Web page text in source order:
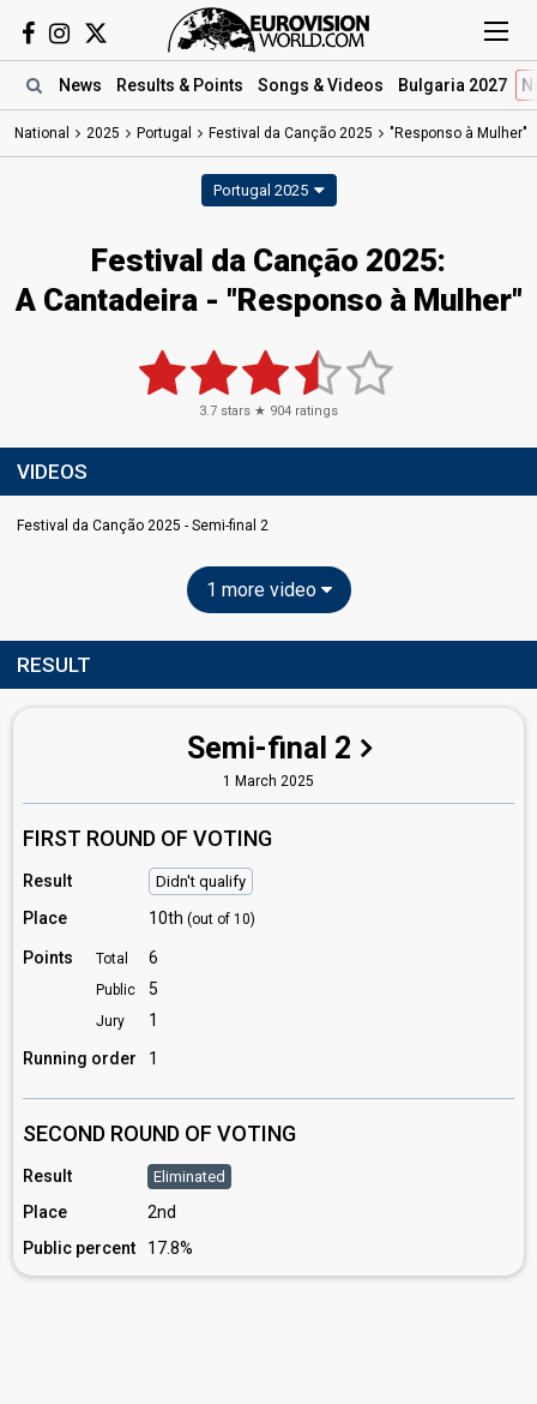
News Results & Points Songs & Videos Bulgaria 2027
National 2025 Portugal Festival da Canção 2025 "Responso à Mulher"
Portugal 2025
Festival da Canção 2025:
A Cantadeira- "Responso à Mulher"
3.7 stars ★ 904 ratings
VIDEOS
Festival da Canção 2025 - Semi-final 2
1 more video
RESULT
Semi-final 2
1 March 2025
FIRST ROUND OF VOTING
Result Didn't qualify
Place 10th (out of 10)
Points Total 6
Public 5
Jury
1
Running order
1
SECOND ROUND OF VOTING
Result Eliminated
Place
2nd
Public percent
17.8%